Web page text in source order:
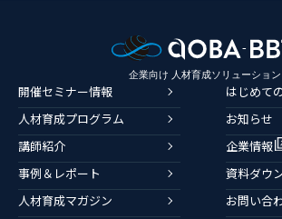
開催セミナー情報
はじめて
人材育成プログラム
お知らせ
講師紹介
企業情報
事例＆レポート
資料ダウ
人材育成マガジン
お問い合